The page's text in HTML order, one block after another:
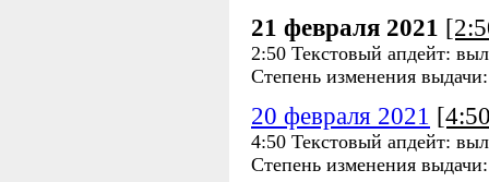
21 февраля 2021
2:50 Текстовый апдейт:
Степень изменения
20 февраля 2021
4:50 Текстовый апдейт:
Степень изменения